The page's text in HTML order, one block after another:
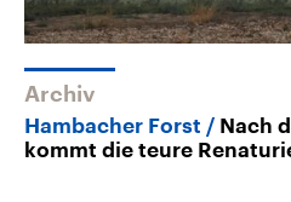
Archiv
Hambacher Forst
Nach
kommt die teure